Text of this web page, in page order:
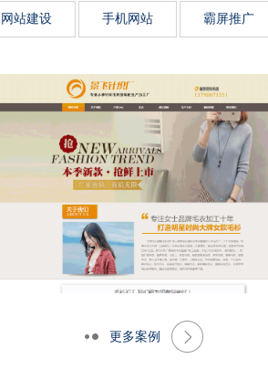
网站建设 手机网站 霸屏推广
网站优化案例-大朗景飞针织厂
更多案例